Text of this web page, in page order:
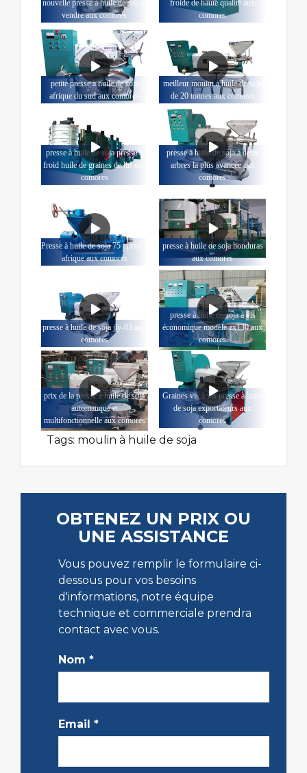
nouvelle presse à huile de soja à
vendre aux comores
froide de haute qualité aux
comores
petite presse à huile de soja
afrique du sud aux comores
meilleur moulin à huile de soja
de 20 tonnes aux comores
presse à huile de soja presse à
froid huile de graines de lin aux
comores
presse à huile de soja à deux
arbres la plus avancée aux
comores
Presse à huile de soja 75 t pour l'
afrique aux comores
presse à huile de soja honduras
aux comores
presse à huile de soja jly-03 aux
comores
presse à huile de soja à vis
économique modèle zx130 aux
comores
prix de la presse à huile de soja
automatique et
multifonctionnelle aux comores
Graines vis à vis presse à huile
de soja exportateurs aux
comores
Tags: moulin à huile de soja
OBTENEZ UN PRIX OU
UNE ASSISTANCE
Vous pouvez remplir le formulaire ci-
dessous pour vos besoins
d'informations, notre équipe
technique et commerciale prendra
contact avec vous.
Nom *
Email *